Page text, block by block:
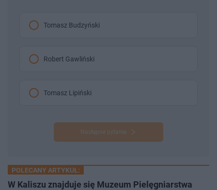
Tomasz Budzyński
Robert Gawliński
Tomasz Lipiński
Następne pytanie
POLECANY ARTYKUŁ:
W Kaliszu znajduje się Muzeum Pielęgniarstwa